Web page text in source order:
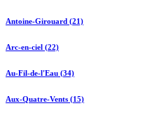
Antoine-Girouard (21)
Arc-en-ciel (22)
Au-Fil-de-l'Eau (34)
Aux-Quatre-Vents (15)